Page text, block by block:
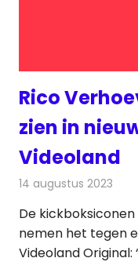
Rico
zien in
Videoland
14 augustus 2023
De
nemen het tegen
Videoland Original: